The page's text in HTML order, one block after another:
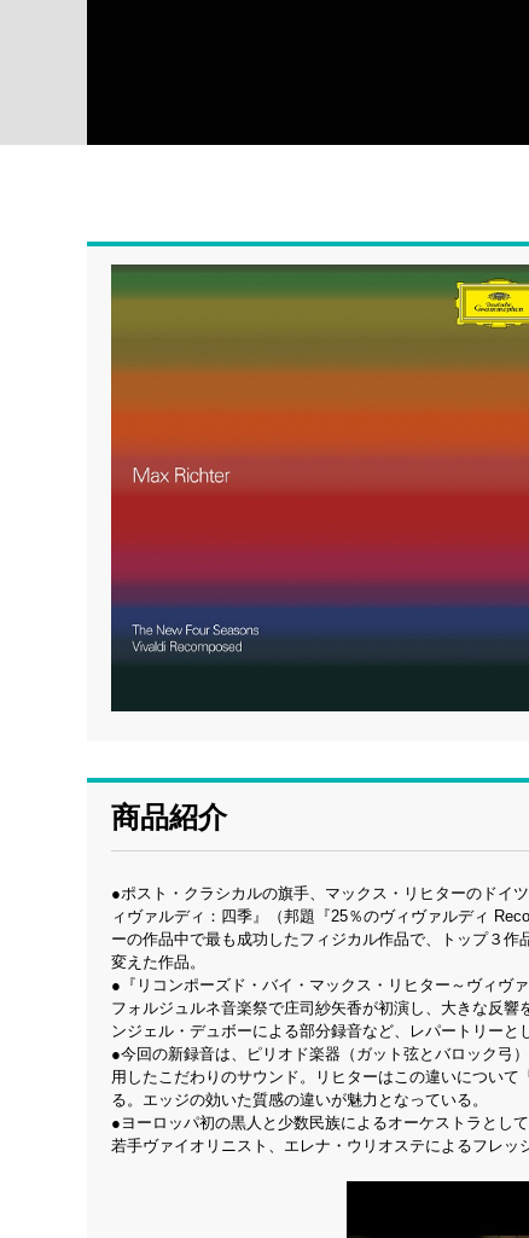
商品紹介
●ポスト・クラシカルの旗手、マックス・リヒターのドイ
ィヴァルディ：四季』（邦題『25％のヴィヴァルディ
ーの作品中で最も成功したフィジカル作品で、トップ３
変えた作品。
●『リコンポーズド・バイ・マックス・リヒター～ヴィヴ
フォルジュルネ音楽祭で庄司紗矢香が初演し、大きな反
ンジェル・デュボーによる部分録音など、レパートリーと
●今回の新録音は、ピリオド楽器（ガット弦とバロック弓
用したこだわりのサウンド。リヒターはこの違いについ
る。エッジの効いた質感の違いが魅力となっている。
●ヨーロッパ初の黒人と少数民族によるオーケストラとし
若手ヴァイオリニスト、エレナ・ウリオステによるフレッ